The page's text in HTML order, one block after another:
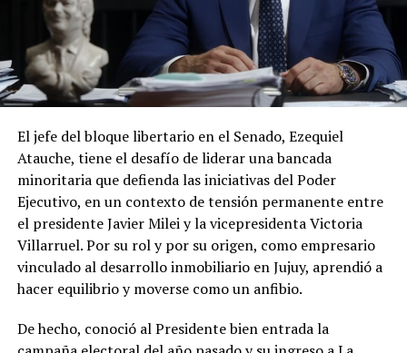
El jefe del bloque libertario en el Senado, Ezequiel
Atauche, tiene el desafío de liderar una bancada
minoritaria que defienda las iniciativas del Poder
Ejecutivo, en un contexto de tensión permanente entre
el presidente Javier Milei y la vicepresidenta Victoria
Villarruel. Por su rol y por su origen, como empresario
vinculado al desarrollo inmobiliario en Jujuy, aprendió a
hacer equilibrio y moverse como un anfibio.
De hecho, conoció al Presidente bien entrada la